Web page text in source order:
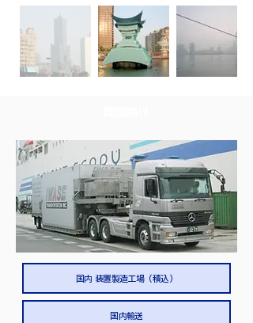
国内 装置製造工場（積込）
国内輸送